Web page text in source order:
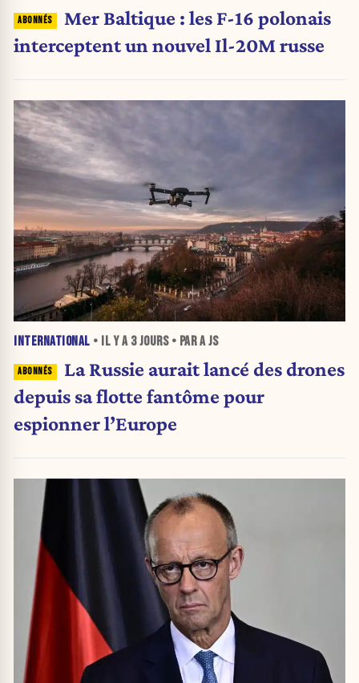
Mer Baltique : les F-16 polonais
interceptent un nouvel Il-20M russe
INTERNATIONAL • IL Y A 3 JOURS• PAR A JS
La Russie aurait lancé des drones
depuis sa flotte fantôme pour
espionner l’Europe